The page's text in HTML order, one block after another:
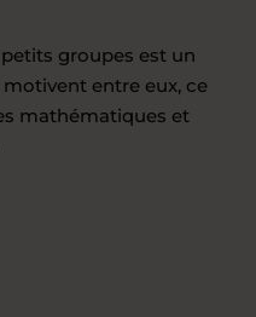
groupes est un
entre eux, ce
mathématiques et